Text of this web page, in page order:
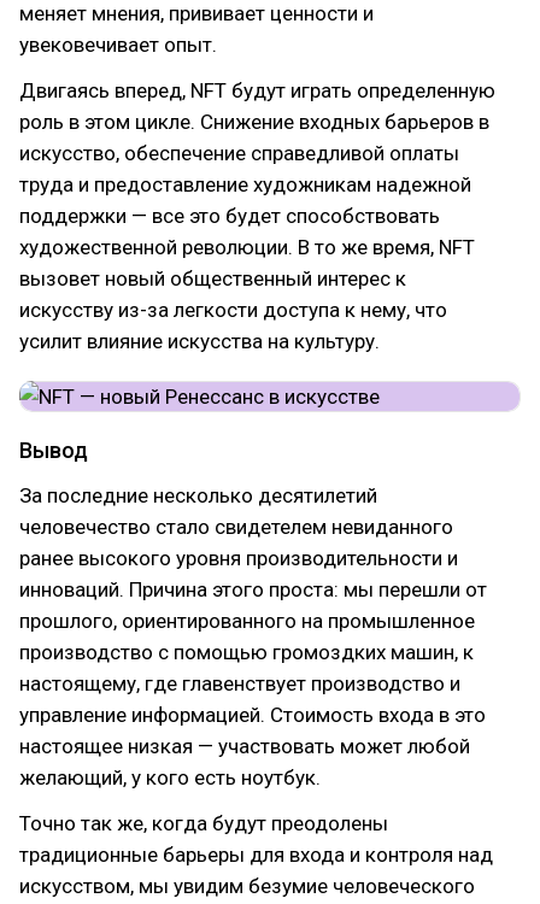
меняет мнения, прививает ценности и
увековечивает опыт.
Двигаясь вперед, NFT будут играть определенную
роль в этом цикле. Снижение входных барьеров в
искусство, обеспечение справедливой оплаты
труда и предоставление художникам надежной
поддержки — все это будет способствовать
художественной революции. В то же время, NFT
вызовет новый общественный интерес к
искусству из-за легкости доступа к нему, что
усилит влияние искусства на культуру.
Вывод
За последние несколько десятилетий
человечество стало свидетелем невиданного
ранее высокого уровня производительности и
инноваций. Причина этого проста: мы перешли от
прошлого, ориентированного на промышленное
производство с помощью громоздких машин, к
настоящему, где главенствует производство и
управление информацией. Стоимость входа в это
настоящее низкая — участвовать может любой
желающий, у кого есть ноутбук.
Точно так же, когда будут преодолены
традиционные барьеры для входа и контроля над
искусством, мы увидим безумие человеческого